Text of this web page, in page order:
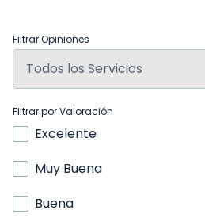
Filtrar Opiniones
Filtrar por Valoración
Excelente
Muy Buena
Buena